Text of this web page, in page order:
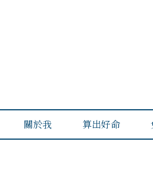
關於我 算出好命